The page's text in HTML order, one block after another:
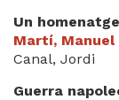
Un
Martí, Manuel
Canal, Jordi
Guerra